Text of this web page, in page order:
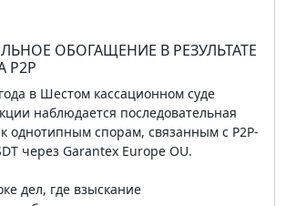
ОБОГАЩЕНИЕ В РЕЗУЛЬТАТЕ
P2P
в Шестом кассационном суде
наблюдается последовательная
однотипным спорам, связанным с P2P-
через Garantex Europe OU.
дел, где взыскание